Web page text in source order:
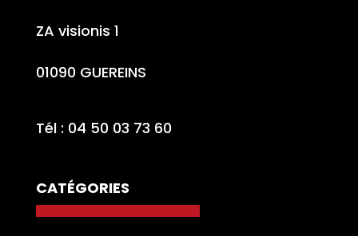
ZA visionis 1
01090 GUEREINS
Tél : 04 50 03 73 60
CATÉGORIES